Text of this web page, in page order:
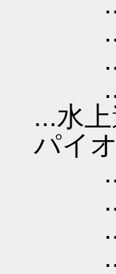
...
...
...
...水
パイ
...
...
...
...